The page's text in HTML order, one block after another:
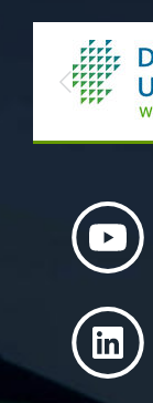
Previous